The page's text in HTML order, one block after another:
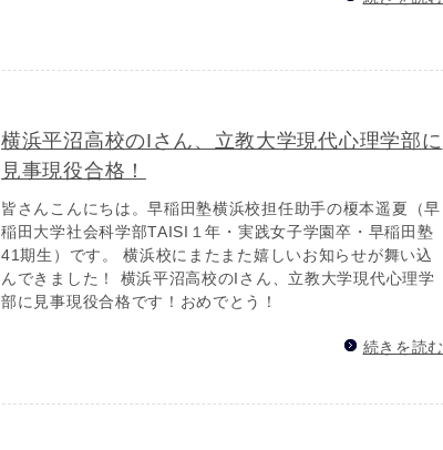
横浜平沼高校のIさん、立教大学現代心理学部に
見事現役合格！
皆さんこんにちは。早稲田塾横浜校担任助手の榎本遥夏（早
稲田大学社会科学部TAISI１年・実践女子学園卒・早稲田塾
41期生）です。 横浜校にまたまた嬉しいお知らせが舞い込
んできました！ 横浜平沼高校のIさん、立教大学現代心理学
部に見事現役合格です！おめでとう！
続きを読む